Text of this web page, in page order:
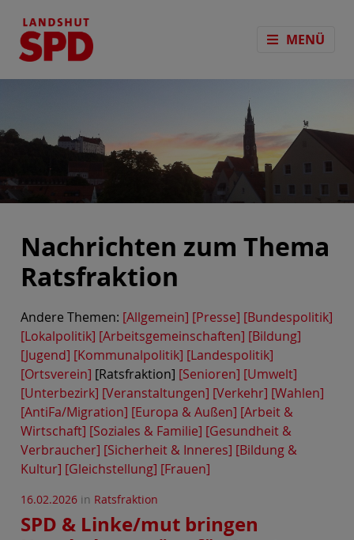
MENÜ
Nachrichten zum Thema
Ratsfraktion
Andere Themen: [Allgemein] [Presse] [Bundespolitik]
[Lokalpolitik] [Arbeitsgemeinschaften] [Bildung]
[Jugend] [Kommunalpolitik] [Landespolitik]
[Ortsverein] [Ratsfraktion] [Senioren] [Umwelt]
[Unterbezirk] [Veranstaltungen] [Verkehr] [Wahlen]
[AntiFa/Migration] [Europa & Außen] [Arbeit &
Wirtschaft] [Soziales & Familie] [Gesundheit &
Verbraucher] [Sicherheit & Inneres] [Bildung &
Kultur] [Gleichstellung] [Frauen]
16.02.2026 in Ratsfraktion
SPD & Linke/mut bringen